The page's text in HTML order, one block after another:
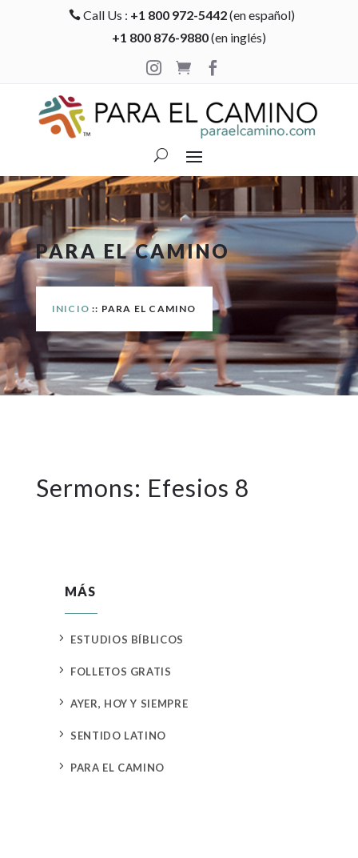
 Call Us : +1 800 972-5442(en español)
+1 800 876-9880(en inglés)

 
PARA EL CAMINO
INICIO :: PARA EL CAMINO
Sermons: Efesios 8
MÁS
5 ESTUDIOS BÍBLICOS
5 FOLLETOS GRATIS
5 AYER, HOY Y SIEMPRE
5 SENTIDO LATINO
5 PARA EL CAMINO